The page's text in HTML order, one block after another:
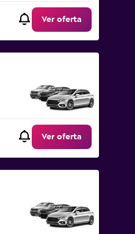
Ver oferta
Ver oferta